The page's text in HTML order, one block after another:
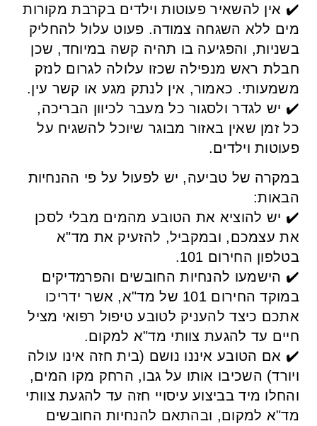
✔️ אין להשאיר פעוטות וילדים בקרבת מקורות
מים ללא השגחה צמודה. פעוט עלול להחליק
בשניות, והפגיעה בו תהיה קשה במיוחד, שכן
חבלת ראש מנפילה שכזו עלולה לגרום לנזק
משמעותי. כאמור, אין לנתק מגע או קשר עין.
✔️ יש לגדר ולסגור כל מעבר לכיוון הבריכה,
כל זמן שאין באזור מבוגר שיוכל להשגיח על
פעוטות וילדים.
במקרה של טביעה, יש לפעול על פי ההנחיות
הבאות:
✔️ יש להוציא את הטובע מהמים מבלי לסכן
את עצמכם, ובמקביל, להזעיק את מד"א
בטלפון החירום 101.
✔️ הישמעו להנחיות החובשים והפרמדיקים
במוקד החירום 101 של מד"א, אשר ידריכו
אתכם כיצד להעניק לטובע טיפול רפואי מציל
חיים עד להגעת צוותי מד"א למקום.
✔️ אם הטובע איננו נושם (בית חזה אינו עולה
ויורד) השכיבו אותו על גבו, הרחק מקו המים,
והחלו מיד בביצוע עיסויי חזה עד להגעת צוותי
מד"א למקום, ובהתאם להנחיות החובשים